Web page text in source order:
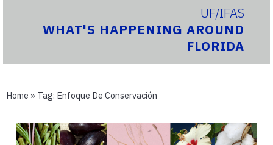
UF/IFAS
WHAT'S HAPPENING AROUND
FLORIDA
Home » Tag: Enfoque De Conservación